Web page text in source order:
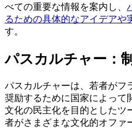
べての重要な情報を案内し、
るための具体的なアイデアや
す。
パスカルチャー：
パスカルチャーは、若者がフ
奨励するために国家によって
文化の民主化を目的としたツ
者がさまざまな文化的オファ